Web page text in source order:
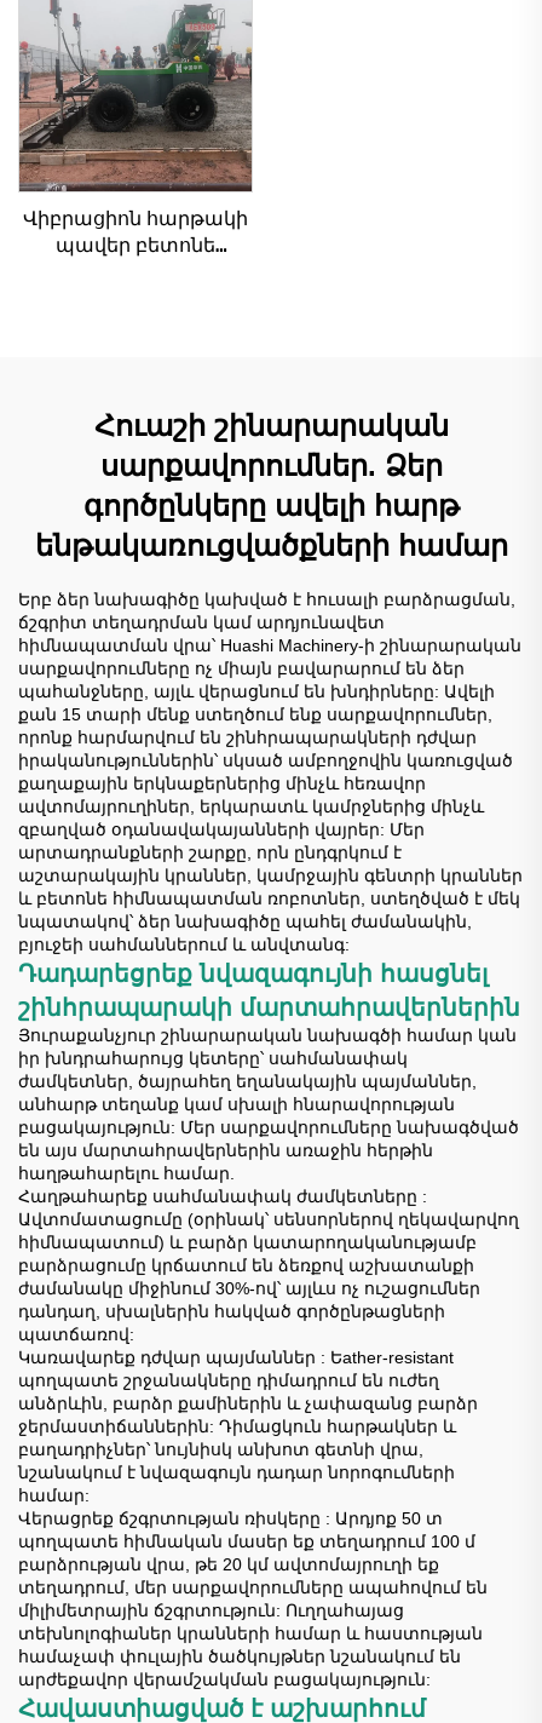
Շարժական ռեժիմ
Ընդգրկված
հիմնական
բաղադրիչներ
Վիբրացիոն հարթակի
պավեր բետոնե
Հուաշի շինարարական
սարքավորումներ. Ձեր
գործընկերը ավելի հարթ
ենթակառուցվածքների համար
Երբ ձեր նախագիծը կախված է հուսալի բարձրացման,
ճշգրիտ տեղադրման կամ արդյունավետ
հիմնապատման վրա՝ Huashi Machinery-ի շինարարական
սարքավորումները ոչ միայն բավարարում են ձեր
պահանջները, այլև վերացնում են խնդիրները: Ավելի
քան 15 տարի մենք ստեղծում ենք սարքավորումներ,
որոնք հարմարվում են շինհրապարակների դժվար
իրականություններին՝ սկսած ամբողջովին կառուցված
քաղաքային երկնաքերներից մինչև հեռավոր
ավտոմայրուղիներ, երկարատև կամրջներից մինչև
զբաղված օդանավակայանների վայրեր: Մեր
արտադրանքների շարքը, որն ընդգրկում է
աշտարակային կրաններ, կամրջային գենտրի կրաններ
և բետոնե հիմնապատման ռոբոտներ, ստեղծված է մեկ
նպատակով՝ ձեր նախագիծը պահել ժամանակին,
բյուջեի սահմաններում և անվտանգ:
Դադարեցրեք նվազագույնի հասցնել
շինհրապարակի մարտահրավերներին
Յուրաքանչյուր շինարարական նախագծի համար կան
իր խնդրահարույց կետերը՝ սահմանափակ
ժամկետներ, ծայրահեղ եղանակային պայմաններ,
անհարթ տեղանք կամ սխալի հնարավորության
բացակայություն: Մեր սարքավորումները նախագծված
են այս մարտահրավերներին առաջին հերթին
հաղթահարելու համար.
Հաղթահարեք սահմանափակ ժամկետները :
Ավտոմատացումը (օրինակ՝ սենսորներով ղեկավարվող
հիմնապատում) և բարձր կատարողականությամբ
բարձրացումը կրճատում են ձեռքով աշխատանքի
ժամանակը միջինում 30%-ով՝ այլևս ոչ ուշացումներ
դանդաղ, սխալներին հակված գործընթացների
պատճառով:
Կառավարեք դժվար պայմաններ : Եather-resistant
պողպատե շրջանակները դիմադրում են ուժեղ
անձրևին, բարձր քամիներին և չափազանց բարձր
ջերմաստիճաններին: Դիմացկուն հարթակներ և
բաղադրիչներ՝ նույնիսկ անխոտ գետնի վրա,
նշանակում է նվազագույն դադար նորոգումների
համար:
Վերացրեք ճշգրտության ռիսկերը : Արդյոք 50 տ
պողպատե հիմնական մասեր եք տեղադրում 100 մ
բարձրության վրա, թե 20 կմ ավտոմայրուղի եք
տեղադրում, մեր սարքավորումները ապահովում են
միլիմետրային ճշգրտություն: Ուղղահայաց
տեխնոլոգիաներ կրանների համար և հաստության
համաչափ փուլային ծածկույթներ նշանակում են
արժեքավոր վերամշակման բացակայություն:
Հավաստիացված է աշխարհում